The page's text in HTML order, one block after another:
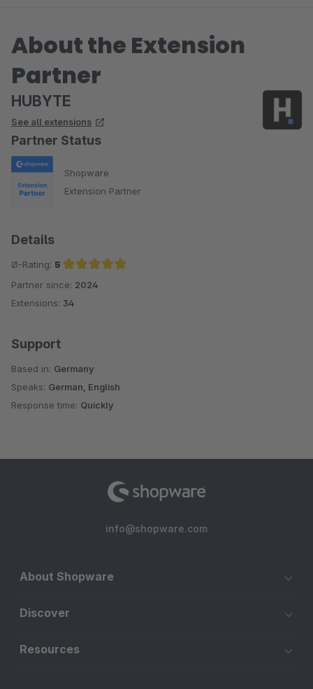
About the Extension
Partner
HUBYTE
See all extensions
Partner Status
Shopware
Extension Partner
Details
Ø-Rating: 5
Average rating of 5 out of 5 stars
Partner since: 2024
Extensions: 34
Support
Based in: Germany
Speaks: German, English
Response time: Quickly
info@shopware.com
About Shopware
Discover
Resources